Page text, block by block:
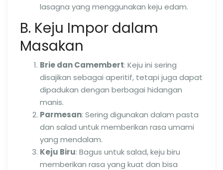
lasagna yang menggunakan keju edam.
B. Keju Impor dalam
Masakan
Brie dan Camembert: Keju ini sering
disajikan sebagai aperitif, tetapi juga dapat
dipadukan dengan berbagai hidangan
manis.
Parmesan: Sering digunakan dalam pasta
dan salad untuk memberikan rasa umami
yang mendalam.
Keju Biru: Bagus untuk salad, keju biru
memberikan rasa yang kuat dan bisa